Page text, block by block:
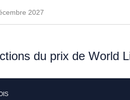
2027
du prix de World